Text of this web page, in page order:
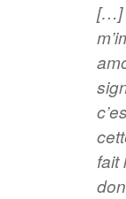
[…]
fait